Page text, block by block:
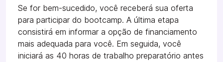
Se for bem-sucedido, você receberá sua oferta
para participar do bootcamp. A última etapa
consistirá em informar a opção de financiamento
mais adequada para você. Em seguida, você
iniciará as 40 horas de trabalho preparatório antes